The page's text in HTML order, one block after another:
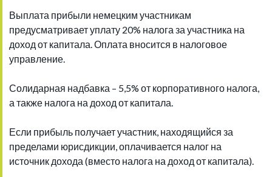
Выплата прибыли немецким участникам
предусматривает уплату 20% налога за участника на
доход от капитала. Оплата вносится в налоговое
управление.
Солидарная надбавка – 5,5% от корпоративного налога,
а также налога на доход от капитала.
Если прибыль получает участник, находящийся за
пределами юрисдикции, оплачивается налог на
источник дохода (вместо налога на доход от капитала).